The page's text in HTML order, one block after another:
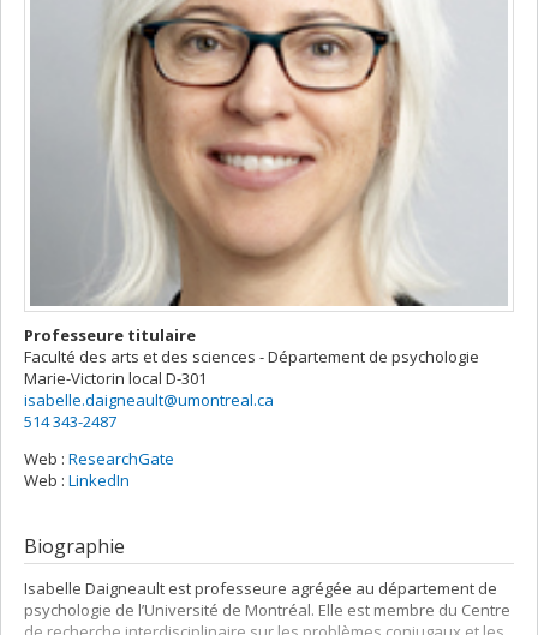
Professeure titulaire
Faculté des arts et des sciences - Département de psychologie
Marie-Victorin local D-301
isabelle.daigneault@umontreal.ca
514 343-2487
Web : ResearchGate
Web : LinkedIn
Biographie
Isabelle Daigneault est professeure agrégée au département de
psychologie de l’Université de Montréal. Elle est membre du Centre